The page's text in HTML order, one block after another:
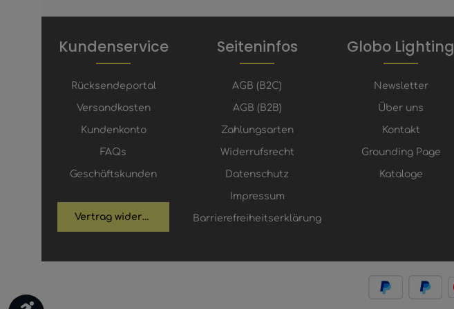
Kundenservice
Rücksendeportal
Versandkosten
Kundenkonto
FAQs
Geschäftskunden
Vertrag widerrufen
Seiteninfos
AGB (B2C)
AGB (B2B)
Zahlungsarten
Widerrufsrecht
Datenschutz
Impressum
Barrierefreiheitserklärung
Globo Lighting
Newsletter
Über uns
Kontakt
Grounding Page
Kataloge